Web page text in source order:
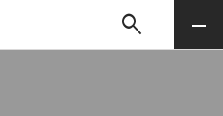
Söksearch Meny